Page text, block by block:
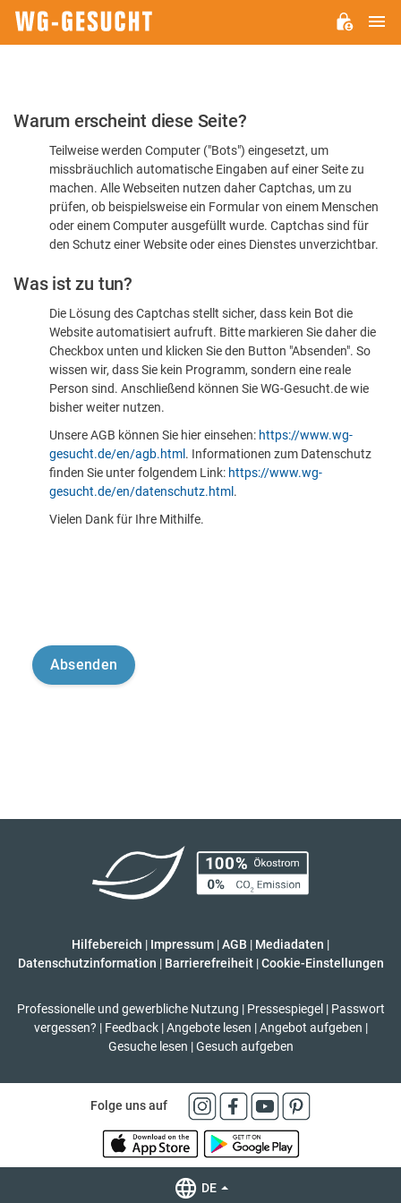
Bitte
dass
sind
Warum erscheint diese Seite?
Teilweise werden Computer ("Bots") eingesetzt, um
missbräuchlich automatische Eingaben auf einer Seite zu
machen. Alle Webseiten nutzen daher Captchas, um zu
prüfen, ob beispielsweise ein Formular von einem Menschen
oder einem Computer ausgefüllt wurde. Captchas sind für
den Schutz einer Website oder eines Dienstes unverzichtbar.
Was ist zu tun?
Die Lösung des Captchas stellt sicher, dass kein Bot die
Website automatisiert aufruft. Bitte markieren Sie daher die
Checkbox unten und klicken Sie den Button "Absenden". So
wissen wir, dass Sie kein Programm, sondern eine reale
Person sind. Anschließend können Sie WG-Gesucht.de wie
bisher weiter nutzen.
Unsere AGB können Sie hier einsehen: https://www.wg-
gesucht.de/en/agb.html . Informationen zum Datenschutz
finden Sie unter folgendem Link: https://www.wg-
gesucht.de/en/datenschutz.html .
Vielen Dank für Ihre Mithilfe.
Hilfebereich | Impressum |AGB | Mediadaten |
Datenschutzinformation | Barrierefreiheit | Cookie-Einstellungen
Professionelle und gewerbliche Nutzung | Pressespiegel | Passwort
vergessen? | Feedback | Angebote lesen | Angebot aufgeben |
Gesuche lesen | Gesuch aufgeben
Folge uns auf
DE